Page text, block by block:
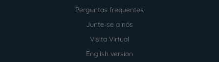
Perguntas frequentes
Junte-se a nós
Visita Virtual
English version